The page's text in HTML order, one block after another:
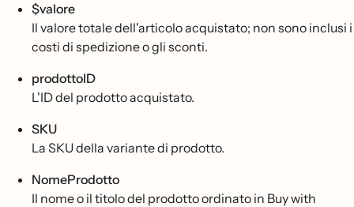
$valore
Il valore totale dell'articolo acquistato; non sono inclusi i
costi di spedizione o gli sconti.
prodottoID
L'ID del prodotto acquistato.
SKU
La SKU della variante di prodotto.
NomeProdotto
Il nome o il titolo del prodotto ordinato in Buy with